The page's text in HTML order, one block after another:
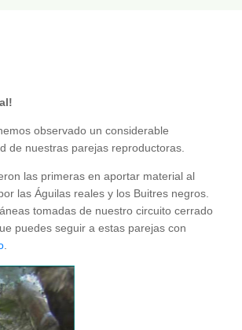
observado un considerable
de nuestras parejas reproductoras.
las primeras en aportar material al
las Águilas reales y los Buitres negros.
tomadas de nuestro circuito cerrado
puedes seguir a estas parejas con